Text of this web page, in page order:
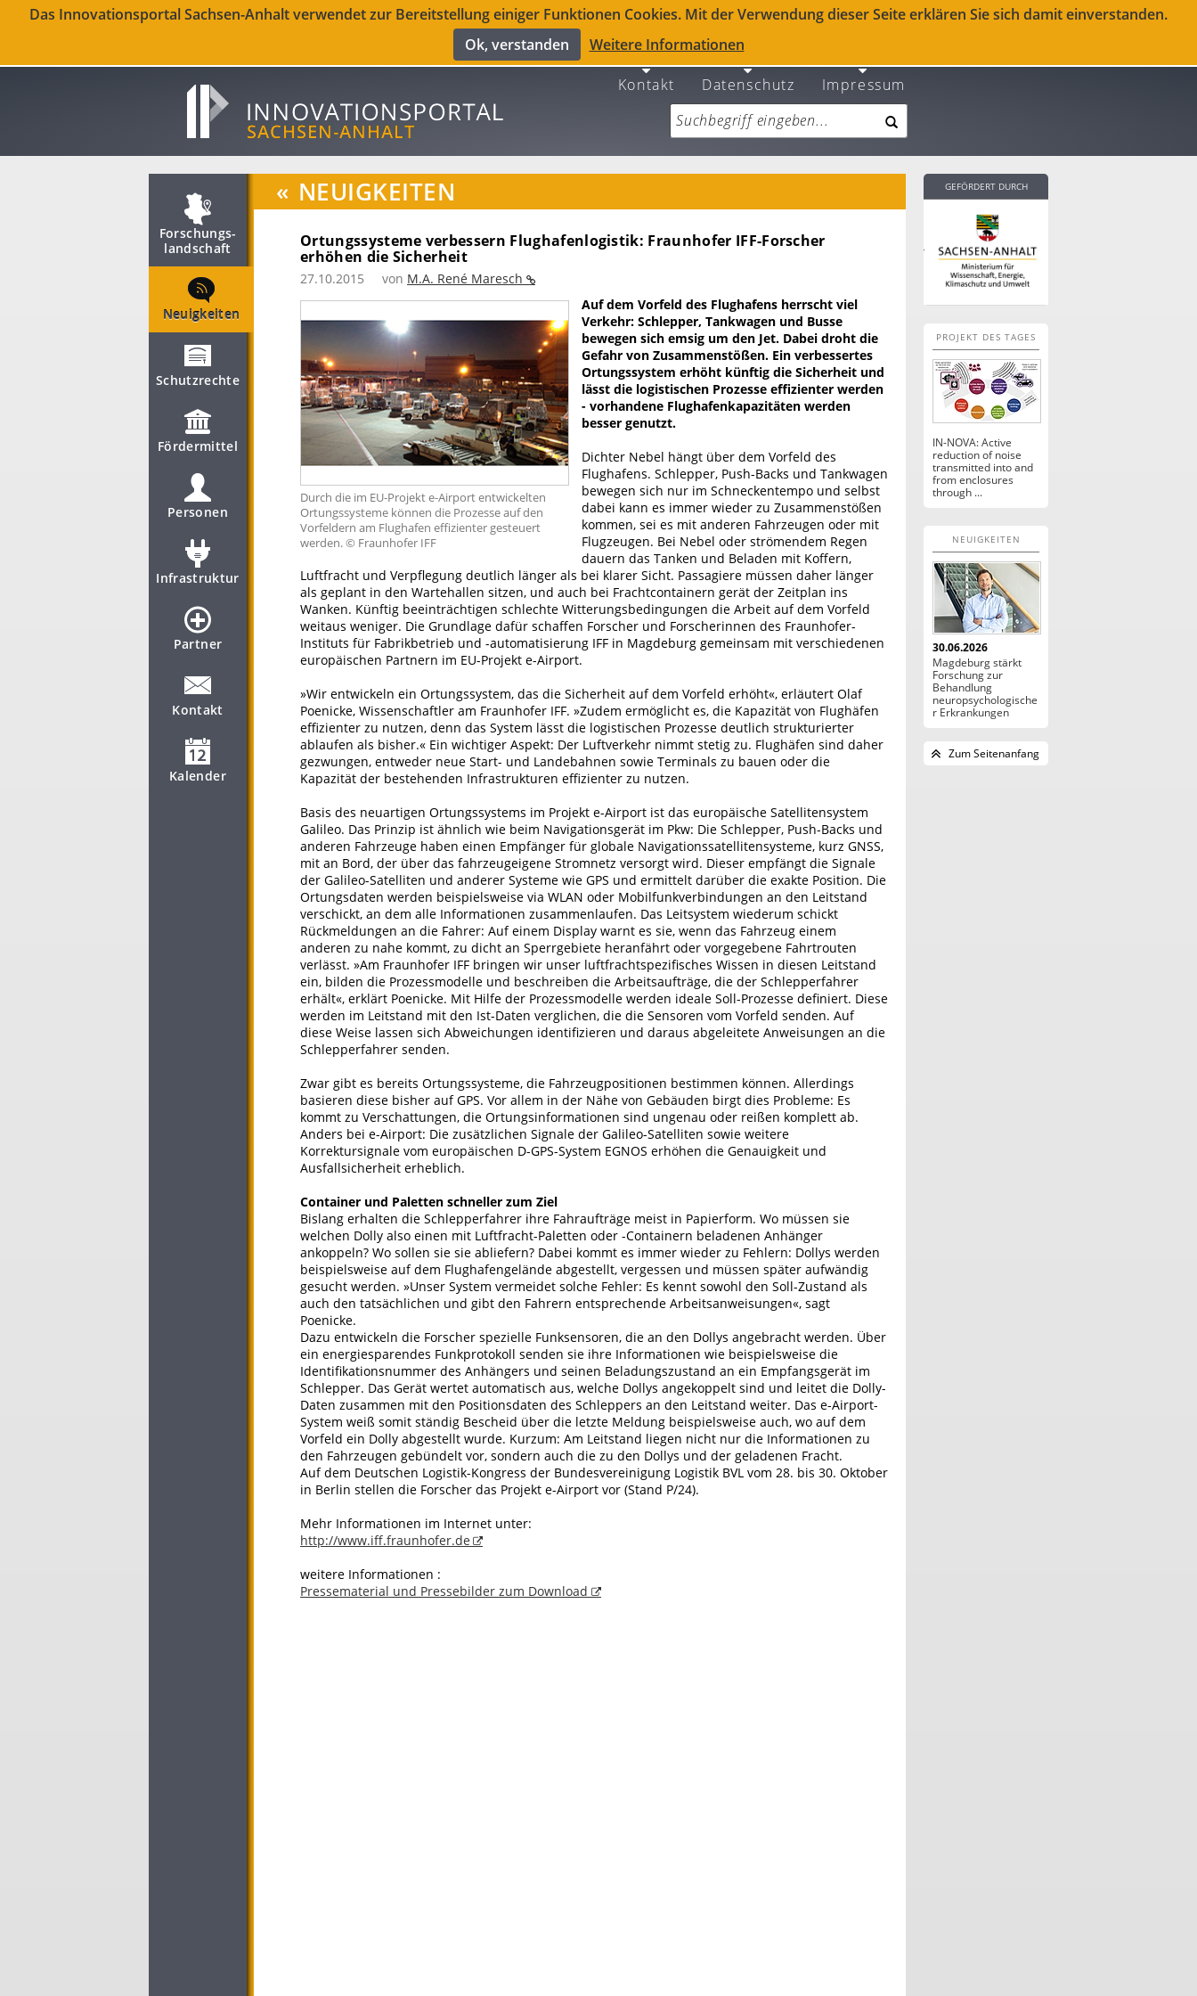
Das Innovationsportal Sachsen-Anhalt verwendet zur Bereitstellung einiger Funktionen Cookies. Mit der Verwendung dieser Seite erklären Sie sich damit einverstanden.
Ok, verstanden
Weitere Informationen
Kontakt Datenschutz Impressum
Forschungs­
landschaft
Neuigkeiten
Schutzrechte
Fördermittel
Personen
Infrastruktur
Partner
Kontakt
Kalender
« NEUIGKEITEN
Ortungssysteme verbessern Flughafenlogistik: Fraunhofer IFF-Forscher
erhöhen die Sicherheit
27.10.2015 von M.A. René Maresch
Durch die im EU-Projekt e-Airport entwickelten
Ortungssysteme können die Prozesse auf den
Vorfeldern am Flughafen effizienter gesteuert
werden. © Fraunhofer IFF
Auf dem Vorfeld des Flughafens herrscht viel
Verkehr: Schlepper, Tankwagen und Busse
bewegen sich emsig um den Jet. Dabei droht die
Gefahr von Zusammenstößen. Ein verbessertes
Ortungssystem erhöht künftig die Sicherheit und
lässt die logistischen Prozesse effizienter werden
- vorhandene Flughafenkapazitäten werden
besser genutzt.
Dichter Nebel hängt über dem Vorfeld des
Flughafens. Schlepper, Push-Backs und Tankwagen
bewegen sich nur im Schneckentempo und selbst
dabei kann es immer wieder zu Zusammenstößen
kommen, sei es mit anderen Fahrzeugen oder mit
Flugzeugen. Bei Nebel oder strömendem Regen
dauern das Tanken und Beladen mit Koffern,
Luftfracht und Verpflegung deutlich länger als bei klarer Sicht. Passagiere müssen daher länger
als geplant in den Wartehallen sitzen, und auch bei Frachtcontainern gerät der Zeitplan ins
Wanken. Künftig beeinträchtigen schlechte Witterungsbedingungen die Arbeit auf dem Vorfeld
weitaus weniger. Die Grundlage dafür schaffen Forscher und Forscherinnen des Fraunhofer-
Instituts für Fabrikbetrieb und -automatisierung IFF in Magdeburg gemeinsam mit verschiedenen
europäischen Partnern im EU-Projekt e-Airport.
»Wir entwickeln ein Ortungssystem, das die Sicherheit auf dem Vorfeld erhöht«, erläutert Olaf
Poenicke, Wissenschaftler am Fraunhofer IFF. »Zudem ermöglicht es, die Kapazität von Flughäfen
effizienter zu nutzen, denn das System lässt die logistischen Prozesse deutlich strukturierter
ablaufen als bisher.« Ein wichtiger Aspekt: Der Luftverkehr nimmt stetig zu. Flughäfen sind daher
gezwungen, entweder neue Start- und Landebahnen sowie Terminals zu bauen oder die
Kapazität der bestehenden Infrastrukturen effizienter zu nutzen.
Basis des neuartigen Ortungssystems im Projekt e-Airport ist das europäische Satellitensystem
Galileo. Das Prinzip ist ähnlich wie beim Navigationsgerät im Pkw: Die Schlepper, Push-Backs und
anderen Fahrzeuge haben einen Empfänger für globale Navigationssatellitensysteme, kurz GNSS,
mit an Bord, der über das fahrzeugeigene Stromnetz versorgt wird. Dieser empfängt die Signale
der Galileo-Satelliten und anderer Systeme wie GPS und ermittelt darüber die exakte Position. Die
Ortungsdaten werden beispielsweise via WLAN oder Mobilfunkverbindungen an den Leitstand
verschickt, an dem alle Informationen zusammenlaufen. Das Leitsystem wiederum schickt
Rückmeldungen an die Fahrer: Auf einem Display warnt es sie, wenn das Fahrzeug einem
anderen zu nahe kommt, zu dicht an Sperrgebiete heranfährt oder vorgegebene Fahrtrouten
verlässt. »Am Fraunhofer IFF bringen wir unser luftfrachtspezifisches Wissen in diesen Leitstand
ein, bilden die Prozessmodelle und beschreiben die Arbeitsaufträge, die der Schlepperfahrer
erhält«, erklärt Poenicke. Mit Hilfe der Prozessmodelle werden ideale Soll-Prozesse definiert. Diese
werden im Leitstand mit den Ist-Daten verglichen, die die Sensoren vom Vorfeld senden. Auf
diese Weise lassen sich Abweichungen identifizieren und daraus abgeleitete Anweisungen an die
Schlepperfahrer senden.
Zwar gibt es bereits Ortungssysteme, die Fahrzeugpositionen bestimmen können. Allerdings
basieren diese bisher auf GPS. Vor allem in der Nähe von Gebäuden birgt dies Probleme: Es
kommt zu Verschattungen, die Ortungsinformationen sind ungenau oder reißen komplett ab.
Anders bei e-Airport: Die zusätzlichen Signale der Galileo-Satelliten sowie weitere
Korrektursignale vom europäischen D-GPS-System EGNOS erhöhen die Genauigkeit und
Ausfallsicherheit erheblich.
Container und Paletten schneller zum Ziel
Bislang erhalten die Schlepperfahrer ihre Fahraufträge meist in Papierform. Wo müssen sie
welchen Dolly also einen mit Luftfracht-Paletten oder -Containern beladenen Anhänger
ankoppeln? Wo sollen sie sie abliefern? Dabei kommt es immer wieder zu Fehlern: Dollys werden
beispielsweise auf dem Flughafengelände abgestellt, vergessen und müssen später aufwändig
gesucht werden. »Unser System vermeidet solche Fehler: Es kennt sowohl den Soll-Zustand als
auch den tatsächlichen und gibt den Fahrern entsprechende Arbeitsanweisungen«, sagt
Poenicke.
Dazu entwickeln die Forscher spezielle Funksensoren, die an den Dollys angebracht werden. Über
ein energiesparendes Funkprotokoll senden sie ihre Informationen wie beispielsweise die
Identifikationsnummer des Anhängers und seinen Beladungszustand an ein Empfangsgerät im
Schlepper. Das Gerät wertet automatisch aus, welche Dollys angekoppelt sind und leitet die Dolly-
Daten zusammen mit den Positionsdaten des Schleppers an den Leitstand weiter. Das e-Airport-
System weiß somit ständig Bescheid über die letzte Meldung beispielsweise auch, wo auf dem
Vorfeld ein Dolly abgestellt wurde. Kurzum: Am Leitstand liegen nicht nur die Informationen zu
den Fahrzeugen gebündelt vor, sondern auch die zu den Dollys und der geladenen Fracht.
Auf dem Deutschen Logistik-Kongress der Bundesvereinigung Logistik BVL vom 28. bis 30. Oktober
in Berlin stellen die Forscher das Projekt e-Airport vor (Stand P/24).
Mehr Informationen im Internet unter:
http://www.iff.fraunhofer.de
weitere Informationen :
Pressematerial und Pressebilder zum Download
GEFÖRDERT DURCH
PROJEKT DES TAGES
IN-NOVA: Active
reduction of noise
transmitted into and
from enclosures
through ...
NEUIGKEITEN
30.06.2026
Magdeburg stärkt
Forschung zur
Behandlung
neuropsychologische
r Erkrankungen
Zum Seitenanfang